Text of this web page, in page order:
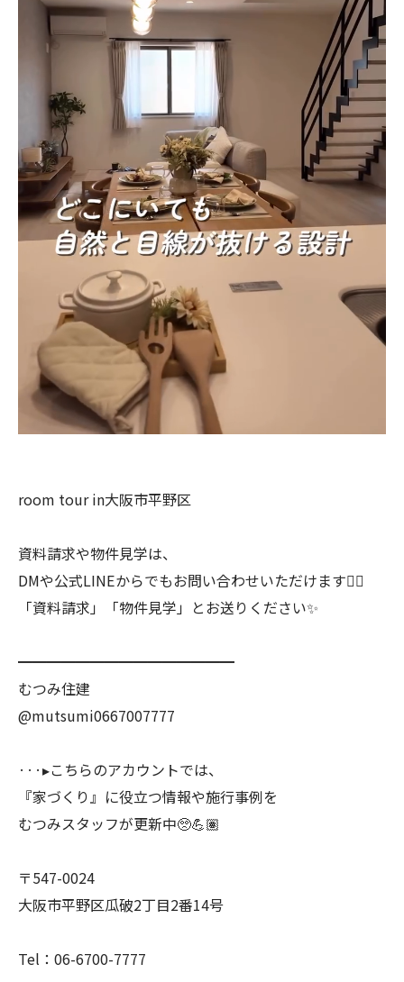
room tour in大阪市平野区
資料請求や物件見学は、
DMや公式LINEからでもお問い合わせいただけます💁‍♀️
「資料請求」「物件見学」とお送りください✨
━━━━━━━━━━━━━━━
むつみ住建
@mutsumi0667007777
···▸こちらのアカウントでは、
『家づくり』に役立つ情報や施行事例を
むつみスタッフが更新中🥺💪🏽
〒547-0024
大阪市平野区瓜破2丁目2番14号
Tel：06-6700-7777